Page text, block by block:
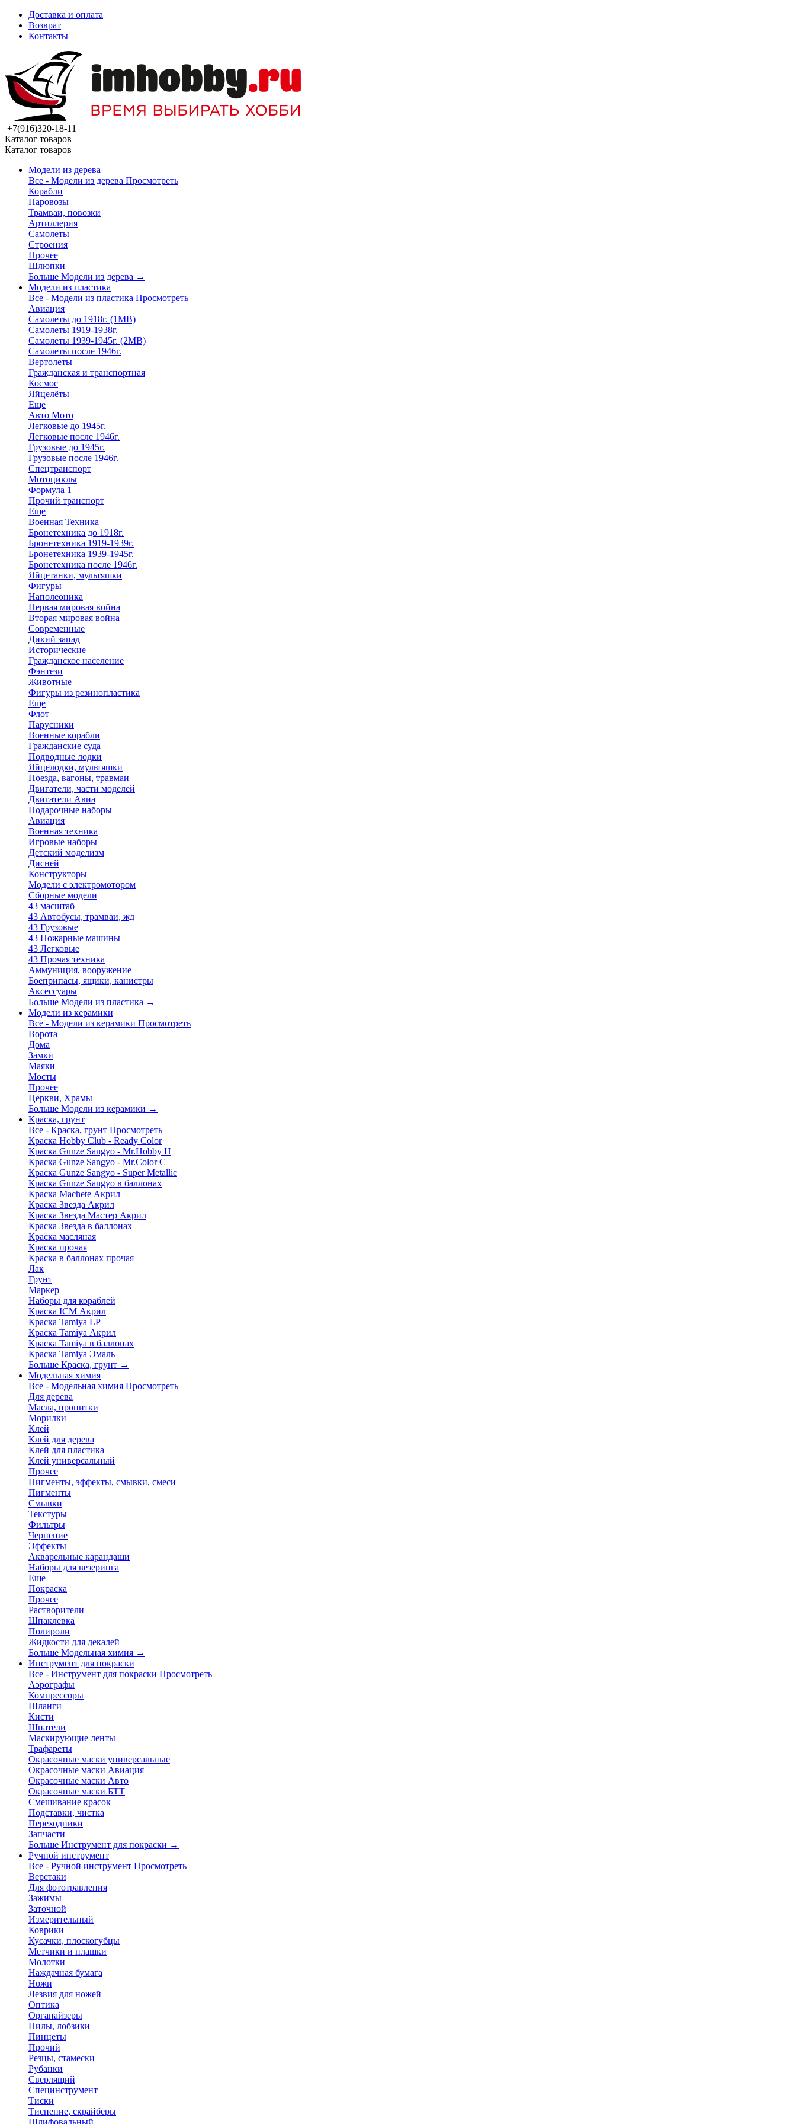
Доставка и оплата
Возврат
Контакты
+7(916)320-18-11
Каталог товаров
Каталог товаров
Модели из дерева
Все - Модели из дерева Просмотреть
Корабли
Паровозы
Трамваи, повозки
Артиллерия
Самолеты
Строения
Прочее
Шлюпки
Больше Модели из дерева →
Модели из пластика
Все - Модели из пластика Просмотреть
Авиация
Самолеты до 1918г. (1МВ)
Самолеты 1919-1938г.
Самолеты 1939-1945г. (2МВ)
Самолеты после 1946г.
Вертолеты
Гражданская и транспортная
Космос
Яйцелёты
Еще
Авто Мото
Легковые до 1945г.
Легковые после 1946г.
Грузовые до 1945г.
Грузовые после 1946г.
Спецтранспорт
Мотоциклы
Формула 1
Прочий транспорт
Еще
Военная Техника
Бронетехника до 1918г.
Бронетехника 1919-1939г.
Бронетехника 1939-1945г.
Бронетехника после 1946г.
Яйцетанки, мультяшки
Фигуры
Наполеоника
Первая мировая война
Вторая мировая война
Современные
Дикий запад
Исторические
Гражданское население
Фэнтези
Животные
Фигуры из резинопластика
Еще
Флот
Парусники
Военные корабли
Гражданские суда
Подводные лодки
Яйцелодки, мультяшки
Поезда, вагоны, травмаи
Двигатели, части моделей
Двигатели Авиа
Подарочные наборы
Авиация
Военная техника
Игровые наборы
Детский моделизм
Дисней
Конструкторы
Модели с электромотором
Сборные модели
43 масштаб
43 Автобусы, трамваи, жд
43 Грузовые
43 Пожарные машины
43 Легковые
43 Прочая техника
Аммуниция, вооружение
Боеприпасы, ящики, канистры
Аксессуары
Больше Модели из пластика →
Модели из керамики
Все - Модели из керамики Просмотреть
Ворота
Дома
Замки
Маяки
Мосты
Прочее
Церкви, Храмы
Больше Модели из керамики →
Краска, грунт
Все - Краска, грунт Просмотреть
Краска Hobby Club - Ready Color
Краска Gunze Sangyo - Mr.Hobby H
Краска Gunze Sangyo - Mr.Color C
Краска Gunze Sangyo - Super Metallic
Краска Gunze Sangyo в баллонах
Краска Machete Акрил
Краска Звезда Акрил
Краска Звезда Мастер Акрил
Краска Звезда в баллонах
Краска масляная
Краска прочая
Краска в баллонах прочая
Лак
Грунт
Маркер
Наборы для кораблей
Краска ICM Акрил
Краска Tamiya LP
Краска Tamiya Акрил
Краска Tamiya в баллонах
Краска Tamiya Эмаль
Больше Краска, грунт →
Модельная химия
Все - Модельная химия Просмотреть
Для дерева
Масла, пропитки
Морилки
Клей
Клей для дерева
Клей для пластика
Клей универсальный
Прочее
Пигменты, эффекты, смывки, смеси
Пигменты
Смывки
Текстуры
Фильтры
Чернение
Эффекты
Акварельные карандаши
Наборы для везеринга
Еще
Покраска
Прочее
Растворители
Шпаклевка
Полироли
Жидкости для декалей
Больше Модельная химия →
Инструмент для покраски
Все - Инструмент для покраски Просмотреть
Аэрографы
Компрессоры
Шланги
Кисти
Шпатели
Маскирующие ленты
Трафареты
Окрасочные маски универсальные
Окрасочные маски Авиация
Окрасочные маски Авто
Окрасочные маски БТТ
Смешивание красок
Подставки, чистка
Переходники
Запчасти
Больше Инструмент для покраски →
Ручной инструмент
Все - Ручной инструмент Просмотреть
Верстаки
Для фототравления
Зажимы
Заточной
Измерительный
Коврики
Кусачки, плоскогубцы
Метчики и плашки
Молотки
Наждачная бумага
Ножи
Лезвия для ножей
Оптика
Органайзеры
Пилы, лобзики
Пинцеты
Прочий
Резцы, стамески
Рубанки
Сверлящий
Специнструмент
Тиски
Тиснение, скрайберы
Шлифовальный